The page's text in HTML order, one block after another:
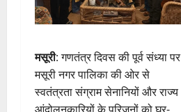
मसूरी: गणतंत्र दिवस की पूर्व संध्या पर
मसूरी नगर पालिका की ओर से
स्वतंत्रता संग्राम सेनानियों और राज्य